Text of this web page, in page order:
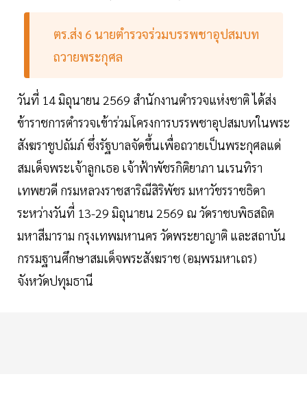
ตร.ส่ง 6 นายตำรวจร่วมบรรพชาอุปสมบท
ถวายพระกุศล
วันที่ 14 มิถุนายน 2569 สำนักงานตำรวจแห่งชาติ ได้ส่ง
ข้าราชการตำรวจเข้าร่วมโครงการบรรพชาอุปสมบทในพระ
สังฆราชูปถัมภ์ ซึ่งรัฐบาลจัดขึ้นเพื่อถวายเป็นพระกุศลแด่
สมเด็จพระเจ้าลูกเธอ เจ้าฟ้าพัชรกิติยาภา นเรนทิรา
เทพยวดี กรมหลวงราชสาริณีสิริพัชร มหาวัชรราชธิดา
ระหว่างวันที่ 13-29 มิถุนายน 2569 ณ วัดราชบพิธสถิต
มหาสีมาราม กรุงเทพมหานคร วัดพระยาญาติ และสถาบัน
กรรมฐานศึกษาสมเด็จพระสังฆราช (อมฺพรมหาเถร)
จังหวัดปทุมธานี